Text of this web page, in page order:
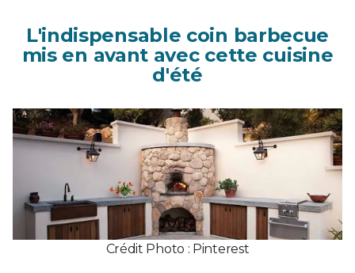
L'indispensable coin barbecue
mis en avant avec cette cuisine
d'été
Crédit Photo : Pinterest